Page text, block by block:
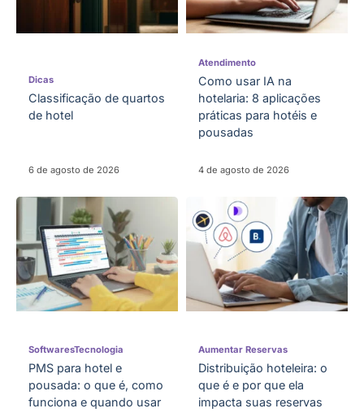
Dicas
Classificação de quartos
de hotel
6 de agosto de 2026
Atendimento
Como usar IA na
hotelaria: 8 aplicações
práticas para hotéis e
pousadas
4 de agosto de 2026
SoftwaresTecnologia
PMS para hotel e
pousada: o que é, como
funciona e quando usar
Aumentar Reservas
Distribuição hoteleira: o
que é e por que ela
impacta suas reservas